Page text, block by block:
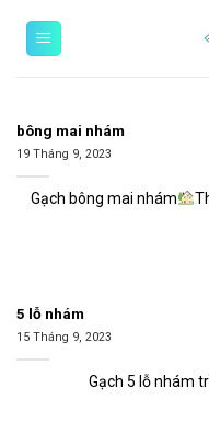
bông mai nhám
19 Tháng 9, 2023
Gạch bông mai nhám
5 lỗ nhám
15 Tháng 9, 2023
Gạch 5 lỗ nhám